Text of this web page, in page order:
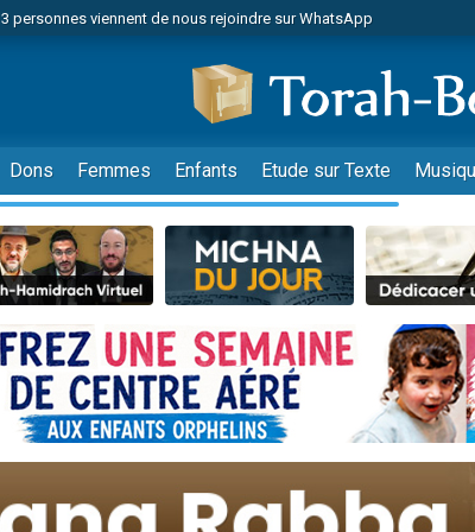
3 personnes viennent de nous rejoindre sur WhatsApp
3 personnes viennent de faire un don pour 5 jours de vacances
3 personnes viennent de faire un don pour Diane, 80 ans, dans
2 personnes viennent de nous rejoindre sur WhatsApp
13 personnes viennent de demander une bénédiction
30 personnes viennent de faire un don pour Sauvez la jambe de
Il reste 49 places pour étudier en groupe sur Zoom
12 nouvelles musiques dans Torah-Box Music
3 personnes viennent de nous rejoindre sur WhatsApp
2 personnes viennent de nous rejoindre sur WhatsApp
2 nouvelles musiques dans Torah-Box Music
3 personnes viennent de nous rejoindre sur WhatsApp
8 personnes viennent de faire un don pour Tsédaka : pauvres
Nouvelle émission radio : Visions de grandeur n°104 : Le Chabbath
Dons Femmes Enfants Etude sur Texte